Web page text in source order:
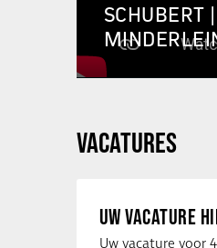
SCHUBERT
VACATURES
UW VACATURE